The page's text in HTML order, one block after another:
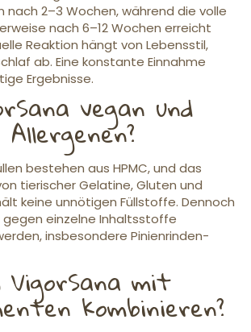
nach 2–3 Wochen, während die volle
nach 6–12 Wochen erreicht
Reaktion hängt von Lebensstil,
ab. Eine konstante Einnahme
Ergebnisse.
vegan und
bestehen aus HPMC, und das
tierischer Gelatine, Gluten und
keine unnötigen Füllstoffe. Dennoch
gegen einzelne Inhaltsstoffe
insbesondere Pinienrinden-
VigorSana mit
kombinieren?